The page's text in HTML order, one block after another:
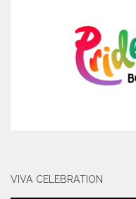
VIVA CELEBRATION